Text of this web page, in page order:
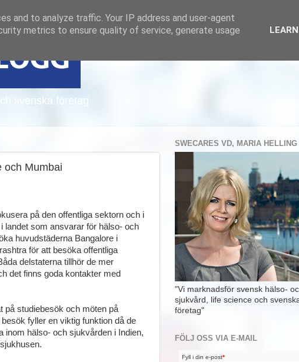
svenska företag
och Mumbai
på den offentliga sektorn och i
landet som ansvarar för hälso- och
huvudstäderna Bangalore i
för att besöka offentliga
delstaterna tillhör de mer
det finns goda kontakter med
på studiebesök och möten på
fyller en viktig funktion då de
inom hälso- och sjukvården i Indien,
SWECARES VD, MARIA HELLING
"Vi marknadsför svensk hälso-
sjukvård, life science och
företag"
FÖLJ OSS VIA E-MAIL
Fyll i din e-post*
and to analyze traffic. Your IP address and user-agent
metrics to ensure quality of service, generate usage